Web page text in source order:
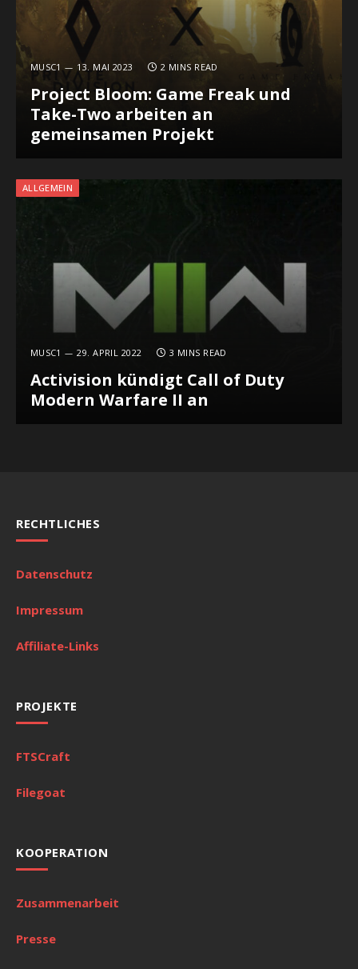
MUSC1 13. MAI 2023 2 MINS READ
Project Bloom: Game Freak und
Take-Two arbeiten an
gemeinsamen Projekt
ALLGEMEIN
MUSC1 29. APRIL 2022 3 MINS READ
Activision kündigt Call of Duty
Modern Warfare II an
RECHTLICHES
Datenschutz
Impressum
Affiliate-Links
PROJEKTE
FTSCraft
Filegoat
KOOPERATION
Zusammenarbeit
Presse